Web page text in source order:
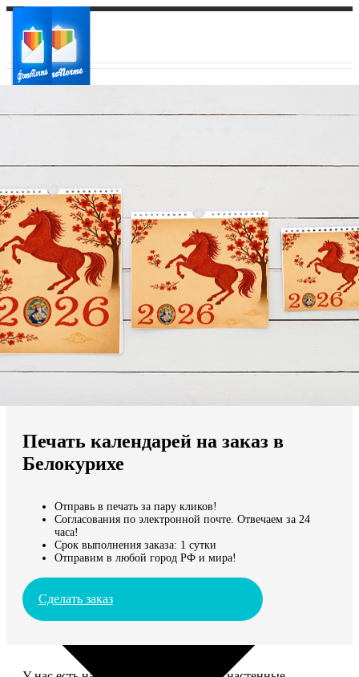
Ваш регион доставки
Выберите из списка:
Мы доставляем по всему миру
Продолжить без города
Печать календарей на заказ в
Белокурихе
Отправь в печать за пару кликов!
Согласования по электронной почте. Отвечаем за 24
часа!
Срок выполнения заказа: 1 сутки
Отправим в любой город РФ и мира!
Сделать заказ